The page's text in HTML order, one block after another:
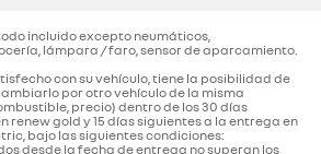
incluido excepto neumáticos,
lámpara / faro, sensor de aparcamiento.‌
con su vehículo, tiene la posibilidad de
por otro vehículo de la misma
precio) dentro de los 30 días
renew gold y 15 días siguientes a la entrega en
bajo las siguientes condiciones:
desde la fecha de entrega no superan los